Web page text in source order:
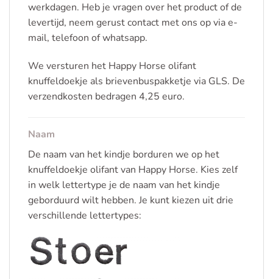
werkdagen. Heb je vragen over het product of de
levertijd, neem gerust contact met ons op via e-
mail, telefoon of whatsapp.
We versturen het Happy Horse olifant
knuffeldoekje als brievenbuspakketje via GLS. De
verzendkosten bedragen 4,25 euro.
Naam
De naam van het kindje borduren we op het
knuffeldoekje olifant van Happy Horse. Kies zelf
in welk lettertype je de naam van het kindje
geborduurd wilt hebben. Je kunt kiezen uit drie
verschillende lettertypes: